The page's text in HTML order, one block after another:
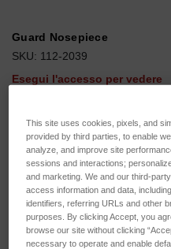
Guard Nosepiece
SKU: 112-2039
Esegui l'accesso per vedere
This site uses cookies, pixels, and
provided by third parties, to enable
analyze, and improve site
sessions and interactions;
and marketing. We and our third-
access information and data,
identifiers, referring URLs and other
purposes. By clicking Accept, you
browse our site without clicking
necessary to operate and enable